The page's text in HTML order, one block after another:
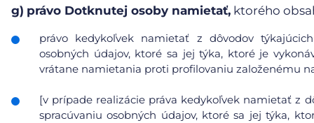
g) právo Dotknutej osoby namietať, ktorého
právo kedykoľvek namietať z dôvodov
osobných údajov, ktoré sa jej týka, ktoré je
vrátane namietania proti profilovaniu založenému
[v prípade realizácie práva kedykoľvek namietať z
spracúvaniu osobných údajov, ktoré sa jej týka,